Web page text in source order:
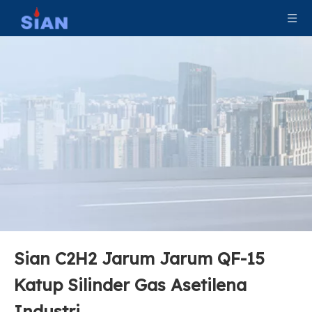
Sian C2H2 Jarum Jarum QF-15
Katup Silinder Gas Asetilena